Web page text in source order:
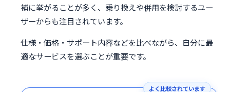
補に挙がることが多く、乗り換えや併用を検討するユー
ザーからも注目されています。
仕様・価格・サポート内容などを比べながら、自分に最
適なサービスを選ぶことが重要です。
よく比較されています